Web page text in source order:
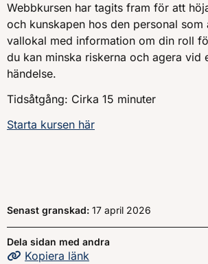
Webbkursen har tagits fram för att
och kunskapen hos den personal som
vallokal med information om din roll
du kan minska riskerna och agera vid
händelse.
Tidsåtgång: Cirka 15 minuter
Starta kursen här
Senast granskad: 17 april 2026
Dela sidan med andra
Kopiera sidans
länk